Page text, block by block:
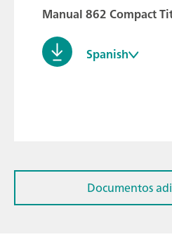
Manual 862 Compact
Spanish
Documentos